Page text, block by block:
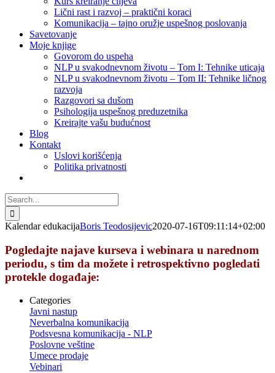
Lični rast i razvoj – praktični koraci
Komunikacija – tajno oružje uspešnog poslovanja
Savetovanje
Moje knjige
Govorom do uspeha
NLP u svakodnevnom životu – Tom I: Tehnike uticaja
NLP u svakodnevnom životu – Tom II: Tehnike ličnog
razvoja
Razgovori sa dušom
Psihologija uspešnog preduzetnika
Kreirajte vašu budućnost
Blog
Kontakt
Uslovi korišćenja
Politika privatnosti
Search
for:
Kalendar edukacijaBoris Teodosijevic2020-07-16T09:11:14+02:00
Pogledajte najave kurseva i webinara u narednom
periodu, s tim da možete i retrospektivno pogledati
protekle događaje:
Categories
Javni nastup
Neverbalna komunikacija
Podsvesna komunikacija - NLP
Poslovne veštine
Umece prodaje
Vebinari